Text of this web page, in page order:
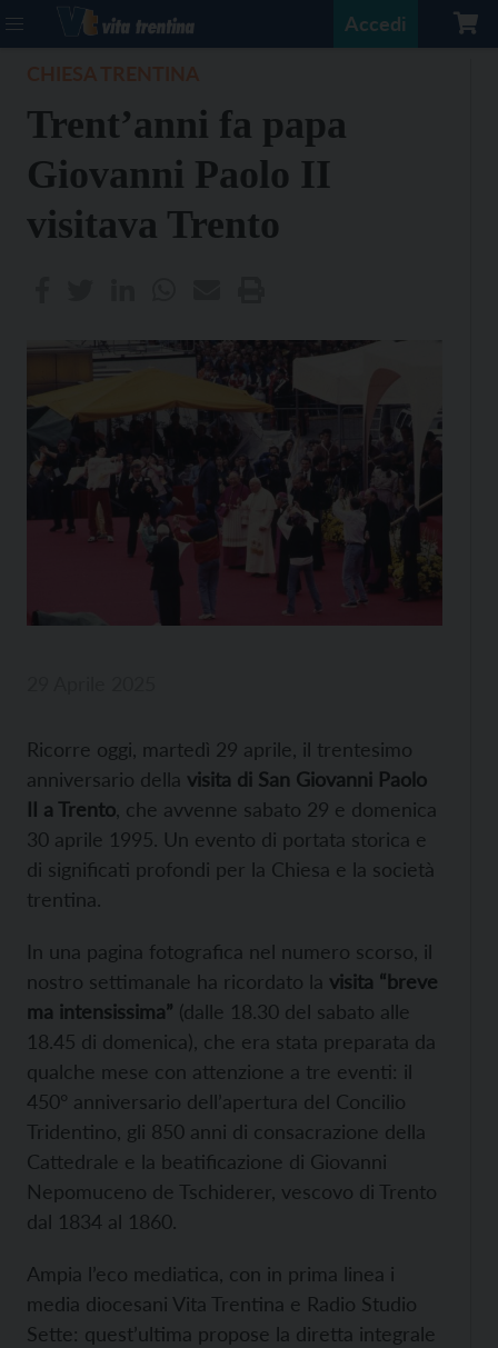
Accedi
Trent’anni fa papa
Giovanni Paolo II
visitava Trento
Ricorre oggi, martedì 29 aprile, il trentesimo
anniversario della visita di San Giovanni Paolo
II a Trento, che avvenne sabato 29 e domenica
30 aprile 1995. Un evento di portata storica e
di significati profondi per la Chiesa e la società
trentina.
In una pagina fotografica nel numero scorso, il
nostro settimanale ha ricordato la visita “breve
ma intensissima” (dalle 18.30 del sabato alle
18.45 di domenica), che era stata preparata da
qualche mese con attenzione a tre eventi: il
450° anniversario dell’apertura del Concilio
Tridentino, gli 850 anni di consacrazione della
Cattedrale e la beatificazione di Giovanni
Nepomuceno de Tschiderer, vescovo di Trento
dal 1834 al 1860.
Ampia l’eco mediatica, con in prima linea i
media diocesani Vita Trentina e Radio Studio
Sette: quest’ultima propose la diretta integrale